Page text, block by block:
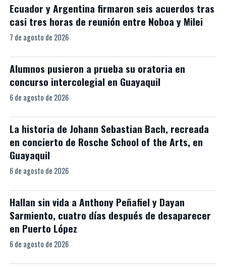
Ecuador y Argentina firmaron seis acuerdos tras
casi tres horas de reunión entre Noboa y Milei
7 de agosto de 2026
Alumnos pusieron a prueba su oratoria en
concurso intercolegial en Guayaquil
6 de agosto de 2026
La historia de Johann Sebastian Bach, recreada
en concierto de Rosche School of the Arts, en
Guayaquil
6 de agosto de 2026
Hallan sin vida a Anthony Peñafiel y Dayan
Sarmiento, cuatro días después de desaparecer
en Puerto López
6 de agosto de 2026